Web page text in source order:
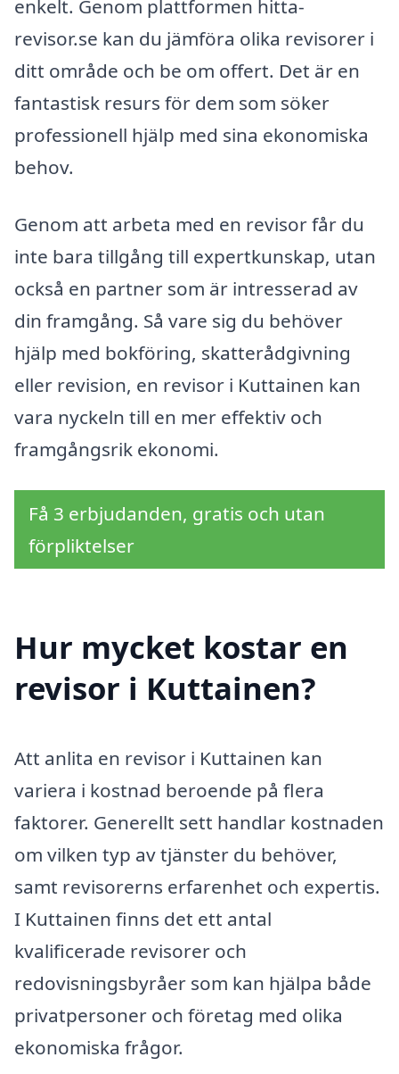
enkelt. Genom plattformen hitta-
revisor.se kan du jämföra olika revisorer i
ditt område och be om offert. Det är en
fantastisk resurs för dem som söker
professionell hjälp med sina ekonomiska
behov.
Genom att arbeta med en revisor får du
inte bara tillgång till expertkunskap, utan
också en partner som är intresserad av
din framgång. Så vare sig du behöver
hjälp med bokföring, skatterådgivning
eller revision, en revisor i Kuttainen kan
vara nyckeln till en mer effektiv och
framgångsrik ekonomi.
Få 3 erbjudanden, gratis och utan
förpliktelser
Hur mycket kostar en
revisor i Kuttainen?
Att anlita en revisor i Kuttainen kan
variera i kostnad beroende på flera
faktorer. Generellt sett handlar kostnaden
om vilken typ av tjänster du behöver,
samt revisorerns erfarenhet och expertis.
I Kuttainen finns det ett antal
kvalificerade revisorer och
redovisningsbyråer som kan hjälpa både
privatpersoner och företag med olika
ekonomiska frågor.